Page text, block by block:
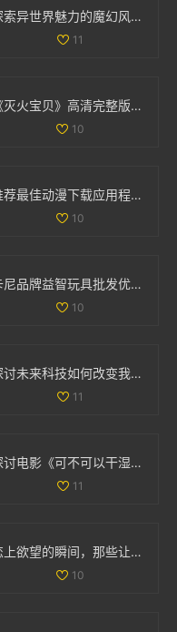
探索异世界魅力的魔幻风格手游排行榜与推荐游戏
11
《灭火宝贝》高清完整版在线观影全攻略与资源分享
10
推荐最佳动漫下载应用程序，尽享精彩动漫世界
10
卡尼品牌益智玩具批发优惠信息及产地供应解析
10
探讨未来科技如何改变我们的生活方式与思维方式
11
探讨电影《可不可以干湿》的简单处理方法与分析
11
恋上欲望的瞬间，那些让人心跳加速的吻戏大盘点
10